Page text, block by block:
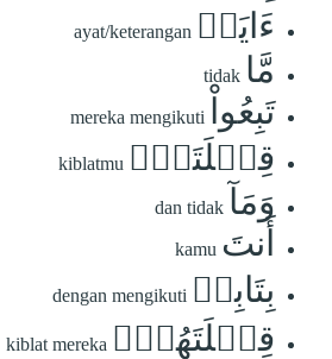
ءَايَةٖ ayat/keterangan
مَّا tidak
تَبِعُواْ mereka mengikuti
قِبۡلَتَكَۚ kiblatmu
وَمَآ dan tidak
أَنتَ kamu
بِتَابِعٖ dengan mengikuti
قِبۡلَتَهُمۡۚ kiblat mereka